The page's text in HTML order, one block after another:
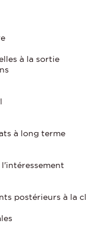
à la sortie
à long terme
postérieurs à la